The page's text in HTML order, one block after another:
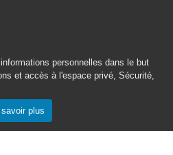
personnelles dans le but
et accès à l'espace privé, Sécurité,
savoir plus
Théâtre
LÉGALES